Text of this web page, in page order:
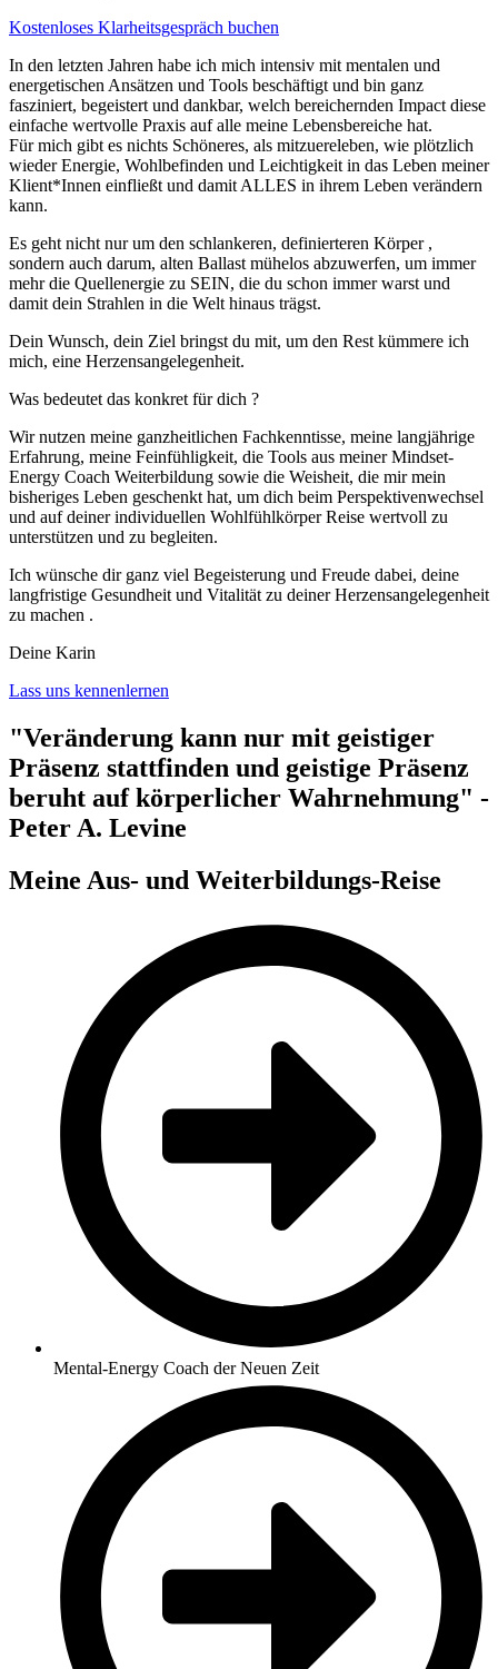
Kostenloses Klarheitsgespräch buchen
In den letzten Jahren habe ich mich intensiv mit mentalen und
energetischen Ansätzen und Tools beschäftigt und bin ganz
fasziniert, begeistert und dankbar, welch bereichernden Impact diese
einfache wertvolle Praxis auf alle meine Lebensbereiche hat.
Für mich gibt es nichts Schöneres, als mitzuereleben, wie plötzlich
wieder Energie, Wohlbefinden und Leichtigkeit in das Leben meiner
Klient*Innen einfließt und damit ALLES in ihrem Leben verändern
kann.
Es geht nicht nur um den schlankeren, definierteren Körper ,
sondern auch darum, alten Ballast mühelos abzuwerfen, um immer
mehr die Quellenergie zu SEIN, die du schon immer warst und
damit dein Strahlen in die Welt hinaus trägst.
Dein Wunsch, dein Ziel bringst du mit, um den Rest kümmere ich
mich, eine Herzensangelegenheit.
Was bedeutet das konkret für dich ?
Wir nutzen meine ganzheitlichen Fachkenntisse, meine langjährige
Erfahrung, meine Feinfühligkeit, die Tools aus meiner Mindset-
Energy Coach Weiterbildung sowie die Weisheit, die mir mein
bisheriges Leben geschenkt hat, um dich beim Perspektivenwechsel
und auf deiner individuellen Wohlfühlkörper Reise wertvoll zu
unterstützen und zu begleiten.
Ich wünsche dir ganz viel Begeisterung und Freude dabei, deine
langfristige Gesundheit und Vitalität zu deiner Herzensangelegenheit
zu machen .
Deine Karin
Lass uns kennenlernen
"Veränderung kann nur mit geistiger
Präsenz stattfinden und geistige Präsenz
beruht auf körperlicher Wahrnehmung" -
Peter A. Levine
Meine Aus- und Weiterbildungs-Reise
Mental-Energy Coach der Neuen Zeit